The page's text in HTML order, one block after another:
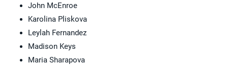
John McEnroe
Karolina Pliskova
Leylah Fernandez
Madison Keys
Maria Sharapova